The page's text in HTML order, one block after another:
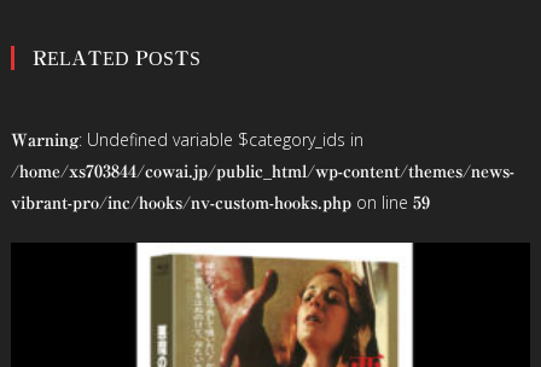
ナ
ゲ
ー
RELATED POSTS
Warning: Undefined variable $category_ids in
/home/xs703844/cowai.jp/public_html/wp-content/themes/news-
vibrant-pro/inc/hooks/nv-custom-hooks.phpon line 59